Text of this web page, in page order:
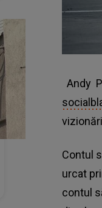
Andy
Contul
urcat
contul